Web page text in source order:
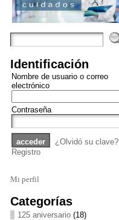
Identificación
Nombre de usuario o correo
electrónico
Contraseña
¿Olvidó su clave?
Registro
Mi perfil
Categorías
125 aniversario(18)